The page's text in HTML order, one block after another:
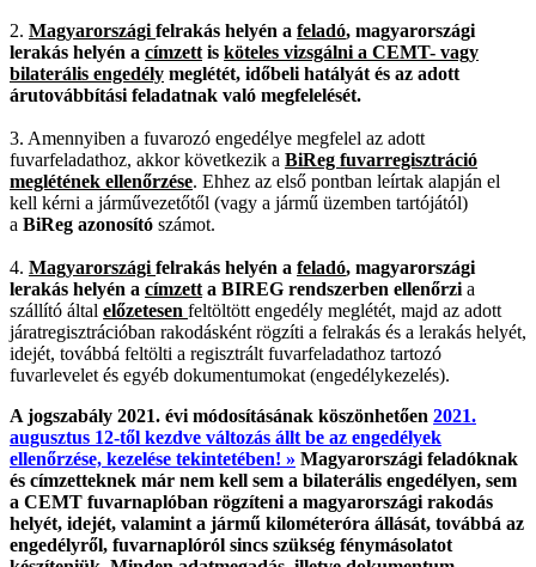
2. Magyarországifelrakás helyén a feladó, magyarországi
lerakás helyén a címzettis köteles vizsgálni a CEMT- vagy
bilaterális engedély meglétét, időbeli hatályát és az adott
árutovábbítási feladatnak való megfelelését.
3. Amennyiben a fuvarozó engedélye megfelel az adott
fuvarfeladathoz, akkor következik a BiReg fuvarregisztráció
meglétének ellenőrzése. Ehhez az első pontban leírtak alapján el
kell kérni a járművezetőtől (vagy a jármű üzemben tartójától)
a BiReg azonosító számot.
4. Magyarországifelrakás helyén a feladó, magyarországi
lerakás helyén a címzett a BIREG rendszerben ellenőrzia
szállító által előzetesen feltöltött engedély meglétét, majd az adott
járatregisztrációban rakodásként rögzíti a felrakás és a lerakás helyét,
idejét, továbbá feltölti a regisztrált fuvarfeladathoz tartozó
fuvarlevelet és egyéb dokumentumokat (engedélykezelés).
A jogszabály 2021. évi módosításának köszönhetően 2021.
augusztus 12-től kezdve változás állt be az engedélyek
ellenőrzése, kezelése tekintetében! » Magyarországi feladóknak
és címzetteknek már nem kell sem a bilaterális engedélyen, sem
a CEMT fuvarnaplóban rögzíteni a magyarországi rakodás
helyét, idejét, valamint a jármű kilométeróra állását, továbbá az
engedélyről, fuvarnaplóról sincs szükség fénymásolatot